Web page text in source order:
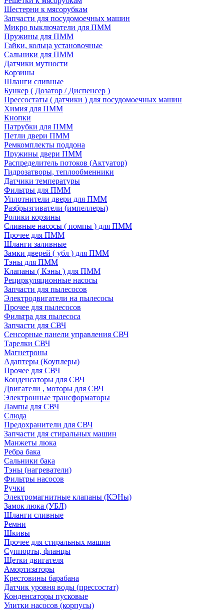
Шестерни к мясорубкам
Запчасти для посудомоечных машин
Микро выключатели для ПММ
Пружины для ПММ
Гайки, кольца установочные
Сальники для ПММ
Датчики мутности
Корзины
Шланги сливные
Бункер ( Дозатор / Диспенсер )
Прессостаты ( датчики ) для посудомоечных машин
Химия для ПММ
Кнопки
Патрубки для ПММ
Петли двери ПММ
Ремкомплекты поддона
Пружины двери ПММ
Распределитель потоков (Актуатор)
Гидрозатворы, теплообменники
Датчики температуры
Фильтры для ПММ
Уплотнители двери для ПММ
Разбрызгиватели (импеллеры)
Ролики корзины
Сливные насосы ( помпы ) для ПММ
Прочее для ПММ
Шланги заливные
Замки дверей ( убл ) для ПММ
Тэны для ПММ
Клапаны ( Кэны ) для ПММ
Рециркуляционные насосы
Запчасти для пылесосов
Электродвигатели на пылесосы
Прочее для пылесосов
Фильтра для пылесоса
Запчасти для СВЧ
Сенсорные панели управления СВЧ
Тарелки СВЧ
Магнетроны
Адаптеры (Коуплеры)
Прочее для СВЧ
Конденсаторы для СВЧ
Двигатели , моторы для СВЧ
Электронные трансформаторы
Лампы для СВЧ
Слюда
Предохранители для СВЧ
Запчасти для стиральных машин
Манжеты люка
Ребра бака
Сальники бака
Тэны (нагреватели)
Фильтры насосов
Ручки
Электромагнитные клапаны (КЭНы)
Замок люка (УБЛ)
Шланги сливные
Ремни
Шкивы
Прочее для стиральных машин
Суппорты, фланцы
Щетки двигателя
Амортизаторы
Крестовины барабана
Датчик уровня воды (прессостат)
Конденсаторы пусковые
Улитки насосов (корпусы)